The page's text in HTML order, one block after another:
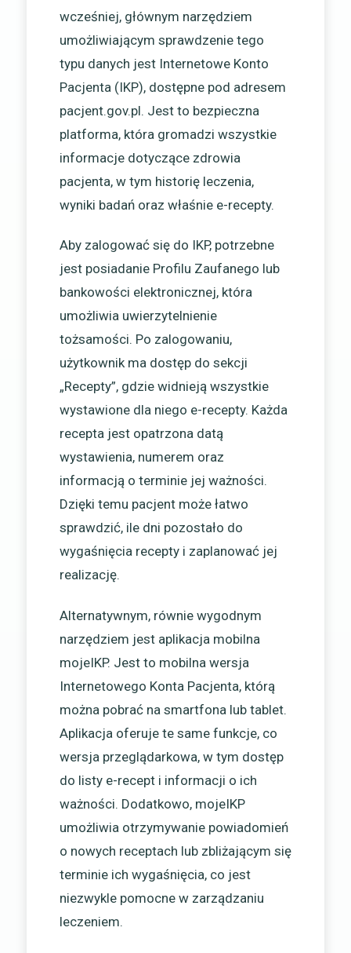
wcześniej, głównym narzędziem
umożliwiającym sprawdzenie tego
typu danych jest Internetowe Konto
Pacjenta (IKP), dostępne pod adresem
pacjent.gov.pl. Jest to bezpieczna
platforma, która gromadzi wszystkie
informacje dotyczące zdrowia
pacjenta, w tym historię leczenia,
wyniki badań oraz właśnie e-recepty.
Aby zalogować się do IKP, potrzebne
jest posiadanie Profilu Zaufanego lub
bankowości elektronicznej, która
umożliwia uwierzytelnienie
tożsamości. Po zalogowaniu,
użytkownik ma dostęp do sekcji
„Recepty”, gdzie widnieją wszystkie
wystawione dla niego e-recepty. Każda
recepta jest opatrzona datą
wystawienia, numerem oraz
informacją o terminie jej ważności.
Dzięki temu pacjent może łatwo
sprawdzić, ile dni pozostało do
wygaśnięcia recepty i zaplanować jej
realizację.
Alternatywnym, równie wygodnym
narzędziem jest aplikacja mobilna
mojeIKP. Jest to mobilna wersja
Internetowego Konta Pacjenta, którą
można pobrać na smartfona lub tablet.
Aplikacja oferuje te same funkcje, co
wersja przeglądarkowa, w tym dostęp
do listy e-recept i informacji o ich
ważności. Dodatkowo, mojeIKP
umożliwia otrzymywanie powiadomień
o nowych receptach lub zbliżającym się
terminie ich wygaśnięcia, co jest
niezwykle pomocne w zarządzaniu
leczeniem.